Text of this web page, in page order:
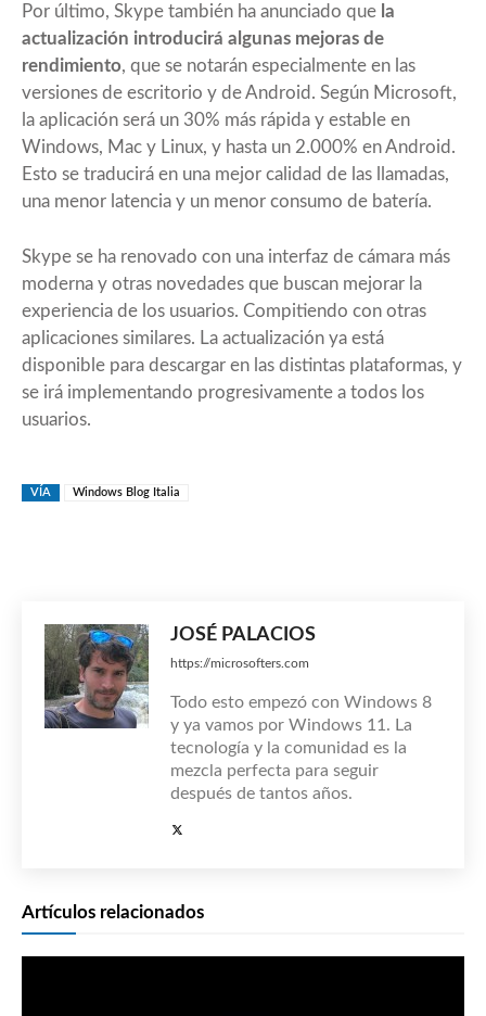
Por último, Skype también ha anunciado que la
actualización introducirá algunas mejoras de
rendimiento, que se notarán especialmente en las
versiones de escritorio y de Android. Según Microsoft,
la aplicación será un 30% más rápida y estable en
Windows, Mac y Linux, y hasta un 2.000% en Android.
Esto se traducirá en una mejor calidad de las llamadas,
una menor latencia y un menor consumo de batería.
Skype se ha renovado con una interfaz de cámara más
moderna y otras novedades que buscan mejorar la
experiencia de los usuarios. Compitiendo con otras
aplicaciones similares. La actualización ya está
disponible para descargar en las distintas plataformas, y
se irá implementando progresivamente a todos los
usuarios.
VÍA Windows Blog Italia
JOSÉ PALACIOS
https://microsofters.com
Todo esto empezó con Windows 8
y ya vamos por Windows 11. La
tecnología y la comunidad es la
mezcla perfecta para seguir
después de tantos años.
Artículos relacionados